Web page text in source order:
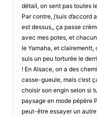
détail, on sent pas toutes
Par contre, j’suis d’accord
est dessus,, ça passe
avec mes potes, et
le Yamaha, et clairementt,
suis un peu torturée le
! En Alsace, on a des
casse-gueule, mais c’est
choisir son engin selon si
paysage en mode pépère
peut-être essayer un